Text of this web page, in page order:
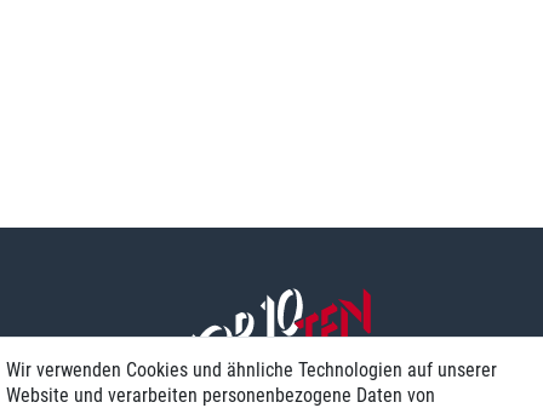
Wir verwenden Cookies und ähnliche Technologien auf unserer
Website und verarbeiten personenbezogene Daten von